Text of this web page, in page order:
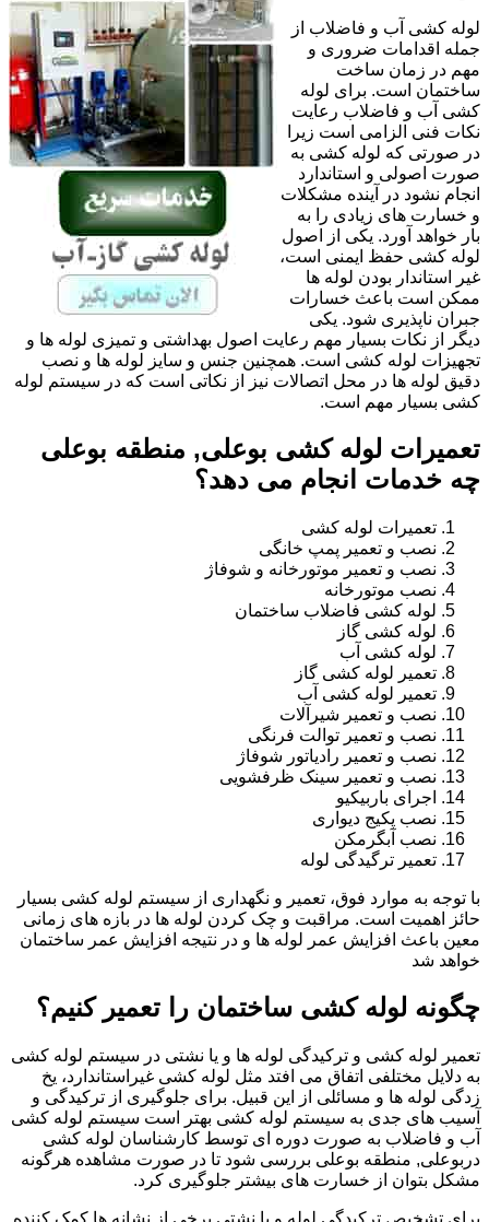
لوله کشی آب و فاضلاب از
جمله اقدامات ضروری و
مهم در زمان ساخت
ساختمان است. برای لوله
کشی آب و فاضلاب رعایت
نکات فنی الزامی است زیرا
در صورتی که لوله کشی به
صورت اصولی و استاندارد
انجام نشود در آینده مشکلات
و خسارت های زیادی را به
بار خواهد آورد. یکی از اصول
لوله کشی حفظ ایمنی است،
غیر استاندار بودن لوله ها
ممکن است باعث خسارات
جبران ناپذیری شود. یکی
دیگر از نکات بسیار مهم رعایت اصول بهداشتی و تمیزی لوله ها و
تجهیزات لوله کشی است. همچنین جنس و سایز لوله ها و نصب
دقیق لوله ها در محل اتصالات نیز از نکاتی است که در سیستم لوله
کشی بسیار مهم است.
تعمیرات لوله کشی بوعلی, منطقه بوعلی
چه خدمات انجام می دهد؟
تعمیرات لوله کشی
نصب و تعمیر پمپ خانگی
نصب و تعمیر موتورخانه و شوفاژ
نصب موتورخانه
لوله کشی فاضلاب ساختمان
لوله کشی گاز
لوله کشی آب
تعمیر لوله کشی گاز
تعمیر لوله کشی آب
نصب و تعمیر شیرآلات
نصب و تعمیر توالت فرنگی
نصب و تعمیر رادیاتور شوفاژ
نصب و تعمیر سینک ظرفشویی
اجرای باربیکیو
نصب پکیج دیواری
نصب آبگرمکن
تعمیر ترگیدگی لوله
با توجه به موارد فوق، تعمیر و نگهداری از سیستم لوله کشی بسیار
حائز اهمیت است. مراقبت و چک کردن لوله ها در بازه های زمانی
معین باعث افزایش عمر لوله ها و در نتیجه افزایش عمر ساختمان
خواهد شد
چگونه لوله کشی ساختمان را تعمیر کنیم؟
تعمیر لوله کشی و ترکیدگی لوله ها و یا نشتی در سیستم لوله کشی
به دلایل مختلفی اتفاق می افتد مثل لوله کشی غیراستاندارد، یخ
زدگی لوله ها و مسائلی از این قبیل. برای جلوگیری از ترکیدگی و
آسیب های جدی به سیستم لوله کشی بهتر است سیستم لوله کشی
آب و فاضلاب به صورت دوره ای توسط کارشناسان لوله کشی
دربوعلی, منطقه بوعلی بررسی شود تا در صورت مشاهده هرگونه
مشکل بتوان از خسارت های بیشتر جلوگیری کرد.
برای تشخیص ترکیدگی لوله و یا نشتی برخی از نشانه ها کمک کننده